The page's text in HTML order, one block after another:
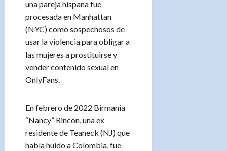
una pareja hispana fue
procesada en Manhattan
(NYC) como sospechosos de
usar la violencia para obligar a
las mujeres a prostituirse y
vender contenido sexual en
OnlyFans.
En febrero de 2022 Birmania
“Nancy” Rincón, una ex
residente de Teaneck (NJ) que
había huido a Colombia, fue